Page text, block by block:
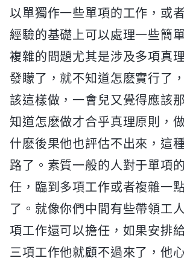
以單獨作一些單項的工作，或
經驗的基礎上可以處理一些簡
複雜的問題尤其是涉及多項真
發矇了，就不知道怎麽實行了
該這樣做，一會兒又覺得應該
知道怎麽做才合乎真理原則，
什麽後果他也評估不出來，這
路了。素質一般的人對于單項
任，臨到多項工作或者複雜一
了。就像你們中間有些帶領工
項工作還可以擔任，如果安排
三項工作他就顧不過來了，他